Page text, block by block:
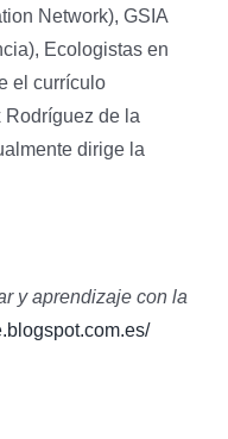
Network), GSIA
Ecologistas en
el currículo
de la
dirige la
y aprendizaje con la